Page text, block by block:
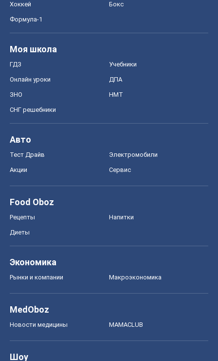
Хоккей Бокс
Формула-1
Моя школа
ГДЗ Учебники
Онлайн уроки ДПА
ЗНО НМТ
СНГ решебники
Авто
Тест Драйв Электромобили
Акции Сервис
Food Oboz
Рецепты Напитки
Диеты
Экономика
Рынки и компании Mакроэкономика
MedOboz
Новости медицины MAMACLUB
Шоу